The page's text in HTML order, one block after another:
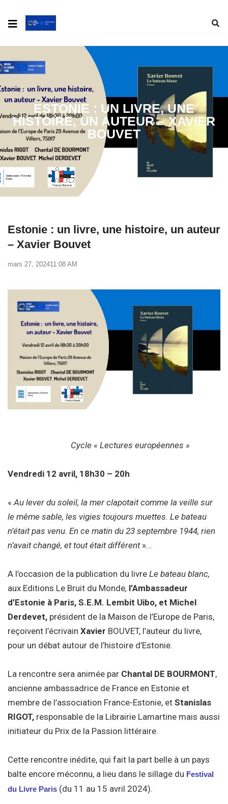
ESTONIE : UN LIVRE, UNE
HISTOIRE, UN AUTEUR – XAVIER
BOUVET
Estonie : un livre, une histoire, un auteur
– Xavier Bouvet
mars 27, 202411:08 AM
Cycle « Lectures européennes »
Vendredi 12 avril, 18h30 – 20h
«Au lever du soleil, la mer clapotait comme la veille sur
le même sable, les vigies toujours muettes. Le bateau
n’était pas venu. En ce matin du 23 septembre 1944, rien
n’avait changé, et tout était différent»…
A l’occasion de la publication du livre Le bateau blanc,
aux Editions Le Bruit du Monde, l’Ambassadeur
d’Estonie à Paris, S.E.M. Lembit Uibo, et Michel
Derdevet, président de la Maison de l’Europe de Paris,
reçoivent l’écrivain Xavier BOUVET, l’auteur du livre,
pour un débat autour de l’histoire d’Estonie.
La rencontre sera animée par Chantal DE BOURMONT,
ancienne ambassadrice de France en Estonie et
membre de l’association France-Estonie, et Stanislas
RIGOT, responsable de la Librairie Lamartine mais aussi
initiateur du Prix de la Passion littéraire.
Cette rencontre inédite, qui fait la part belle à un pays
balte encore méconnu, a lieu dans le sillage du Festival
du Livre Paris (du 11 au 15 avril 2024).